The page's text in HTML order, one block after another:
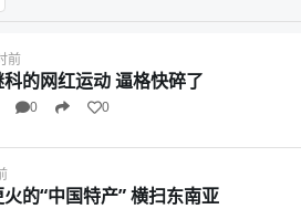
前
的网红运动 逼格快碎了
0 0
的“中国特产” 横扫东南亚